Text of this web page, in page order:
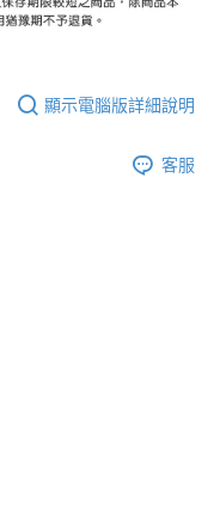
顯示電腦版詳細說明
客服